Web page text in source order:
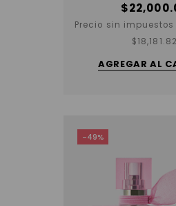
$
Precio sin
$18,181.82
AGREGAR AL
-49%